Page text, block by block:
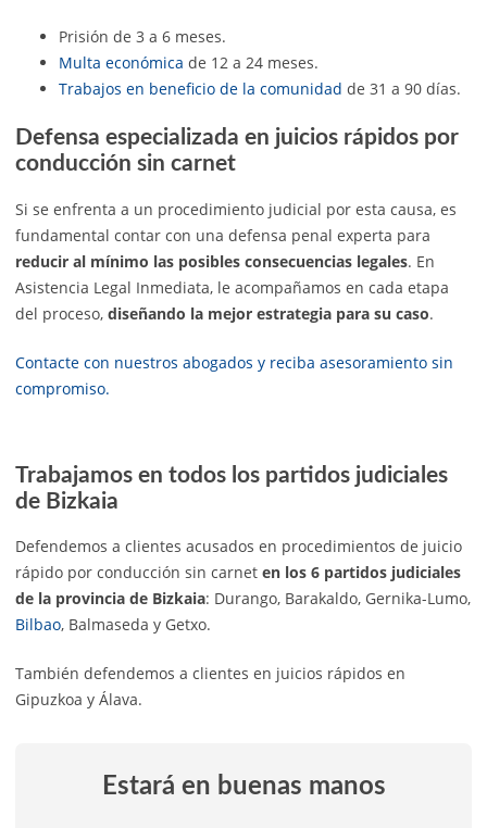
Prisión de 3 a 6 meses.
Multa económica de 12 a 24 meses.
Trabajos en beneficio de la comunidad de 31 a 90 días.
Defensa especializada en juicios rápidos por
conducción sin carnet
Si se enfrenta a un procedimiento judicial por esta causa, es
fundamental contar con una defensa penal experta para
reducir al mínimo las posibles consecuencias legales. En
Asistencia Legal Inmediata, le acompañamos en cada etapa
del proceso, diseñando la mejor estrategia para su caso.
Contacte con nuestros abogados y reciba asesoramiento sin
compromiso.
Trabajamos en todos los partidos judiciales
de Bizkaia
Defendemos a clientes acusados en procedimientos de juicio
rápido por conducción sin carnet en los 6 partidos judiciales
de la provincia de Bizkaia: Durango, Barakaldo, Gernika-Lumo,
Bilbao, Balmaseda y Getxo.
También defendemos a clientes en juicios rápidos en
Gipuzkoa y Álava.
Estará en buenas manos